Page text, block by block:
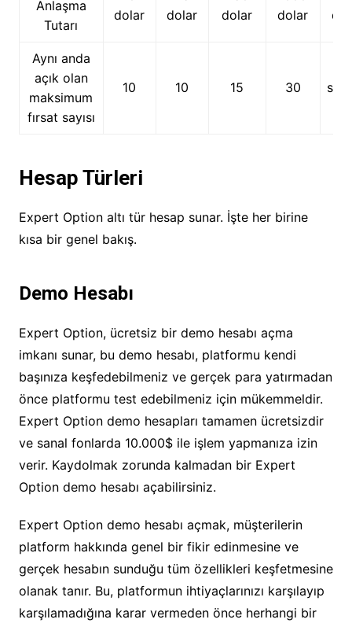
Anlaşma
Tutarı
dolar
dolar
dolar
dolar
Aynı anda
açık olan
maksimum
fırsat sayısı
10 10 15 30
Hesap Türleri
Expert Option altı tür hesap sunar. İşte her birine
kısa bir genel bakış.
Demo Hesabı
Expert Option, ücretsiz bir demo hesabı açma
imkanı sunar, bu demo hesabı, platformu kendi
başınıza keşfedebilmeniz ve gerçek para yatırmadan
önce platformu test edebilmeniz için mükemmeldir.
Expert Option demo hesapları tamamen ücretsizdir
ve sanal fonlarda 10.000$ ile işlem yapmanıza izin
verir. Kaydolmak zorunda kalmadan bir Expert
Option demo hesabı açabilirsiniz.
Expert Option demo hesabı açmak, müşterilerin
platform hakkında genel bir fikir edinmesine ve
gerçek hesabın sunduğu tüm özellikleri keşfetmesine
olanak tanır. Bu, platformun ihtiyaçlarınızı karşılayıp
karşılamadığına karar vermeden önce herhangi bir